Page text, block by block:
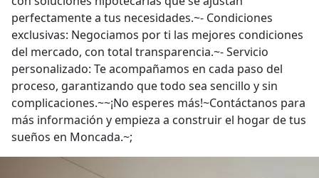
perfectamente a tus necesidades.~- Condiciones
exclusivas: Negociamos por ti las mejores condiciones
del mercado, con total transparencia.~- Servicio
personalizado: Te acompañamos en cada paso del
proceso, garantizando que todo sea sencillo y sin
complicaciones.~~¡No esperes más!~Contáctanos para
más información y empieza a construir el hogar de tus
sueños en Moncada.~;